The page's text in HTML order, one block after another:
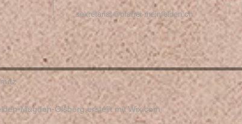
sekretariat@pfarrei-rheinfelden.ch
Magden-Olsberg erstellt mitWix.com